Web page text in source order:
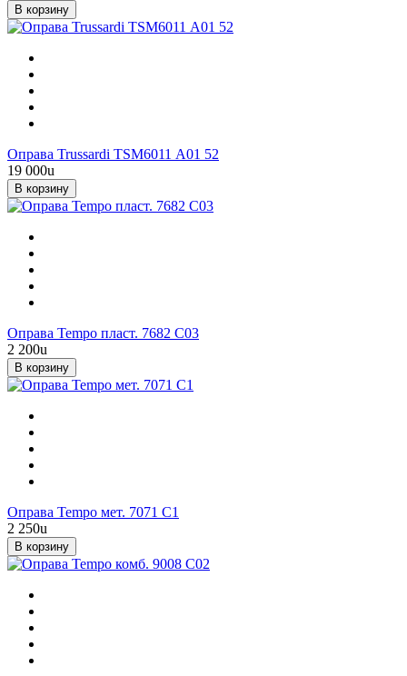
В корзину
Оправа Trussardi TSM6011 А01 52
19 000u
В корзину
Оправа Tempo пласт. 7682 С03
2 200u
В корзину
Оправа Tempo мет. 7071 С1
2 250u
В корзину